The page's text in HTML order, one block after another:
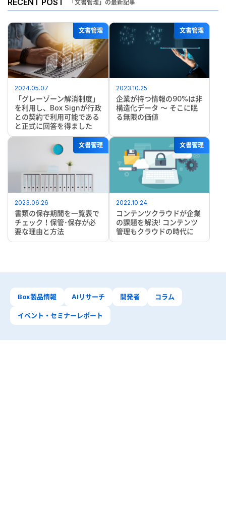
「文書管理」の最新記事
文書管理
2024.05.07
「グレーゾーン解消制度」
を利用し、Box Signが行政
との契約で利用可能である
と正式に回答を得ました
文書管理
2023.10.25
企業が持つ情報の90%は非
構造化データ ～ そこに眠
る無限の価値
文書管理
2023.06.26
書類の保存期間を一覧表で
チェック！保管･保存が必
要な理由と方法
文書管理
2022.10.24
コンテンツクラウドが企業
の課題を解決! コンテンツ
管理もクラウドの時代に
Box製品情報 AIリサーチ 開発者 コラム
イベント・セミナーレポート